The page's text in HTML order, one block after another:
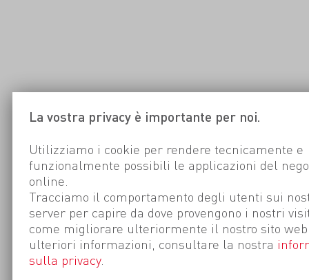
La vostra privacy è importante per noi.
Utilizziamo i cookie per rendere tecnicamente e
funzionalmente possibili le applicazioni del
online.
Tracciamo il comportamento degli utenti sui
server per capire da dove provengono i nostri
come migliorare ulteriormente il nostro sito
ulteriori informazioni, consultare la nostra
sulla privacy.